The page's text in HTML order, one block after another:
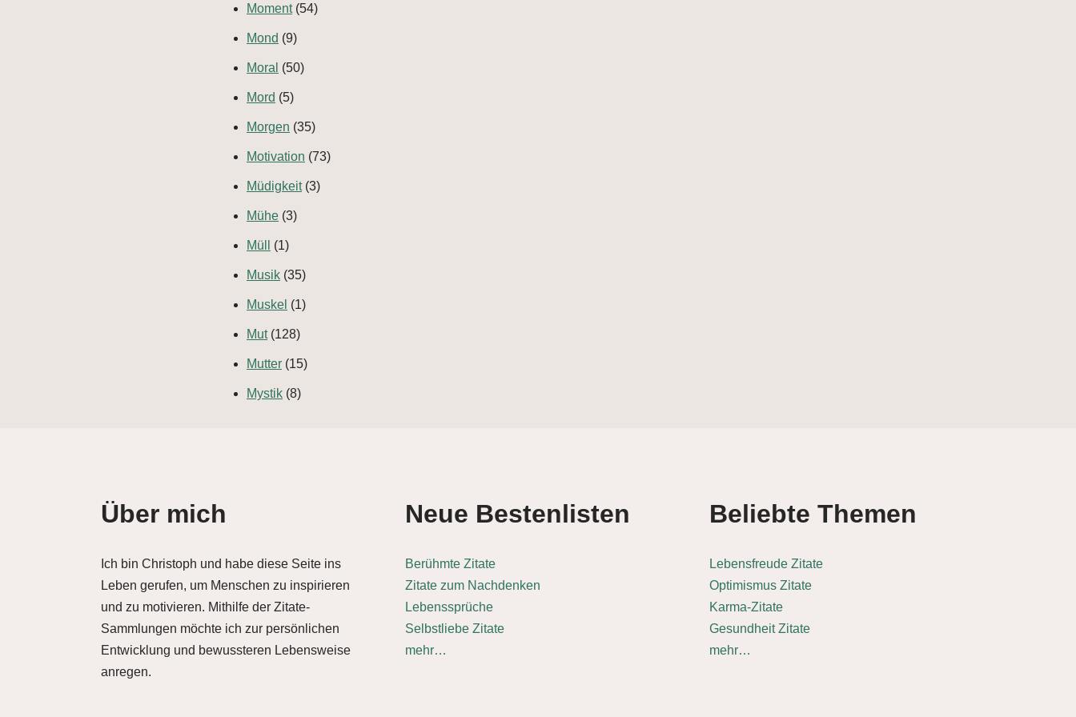
Moment(54)
Mond (9)
Moral (50)
Mord (5)
Morgen (35)
Motivation (73)
Müdigkeit(3)
Mühe (3)
Müll (1)
Musik (35)
Muskel (1)
Mut(128)
Mutter (15)
Mystik (8)
Über mich
Ich bin Christoph und habe diese Seite ins
Leben gerufen, um Menschen zu inspirieren
und zu motivieren. Mithilfe der Zitate-
Sammlungen möchte ich zur persönlichen
Entwicklung und bewussteren Lebensweise
anregen.
Neue Bestenlisten
Berühmte Zitate
Zitate zum Nachdenken
Lebenssprüche
Selbstliebe Zitate
mehr…
Beliebte Themen
Lebensfreude Zitate
Optimismus Zitate
Karma-Zitate
Gesundheit Zitate
mehr…